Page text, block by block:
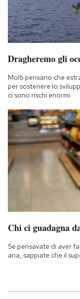
Dragheremo gli
Molti pensano che
per sostenere lo
ci sono rischi enormi
Chi ci guadagna
Se pensavate di aver
aria, sappiate che il